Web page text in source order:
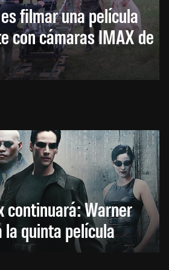
filmar una película
con cámaras IMAX de
continuará: Warner
quinta película